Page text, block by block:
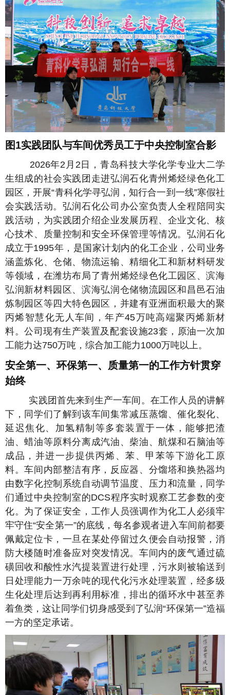
图1实践团队与车间优秀员工于中央控制室合影
2026年2月2日，青岛科技大学化学专业大二学
生组成的社会实践团走进弘润石化青州烯烃绿色化工
园区，开展“青科化学寻弘润，知行合一到一线”寒假社
会实践活动。弘润石化公司办公室负责人全程陪同实
践活动，为实践团介绍企业发展历程、企业文化、核
心技术、质量控制和安全环保管理等情况。弘润石化
成立于1995年，是国家计划内的化工企业，公司业务
涵盖炼化、仓储、物流运输、精细化工和新材料研发
等领域，在潍坊布局了青州烯烃绿色化工园区、滨海
弘润新材料园区、滨海弘润仓储物流园区和昌邑石油
炼制园区等四大特色园区，并建有亚洲面积最大的聚
丙烯智慧化无人车间，年产45万吨高端聚丙烯新材
料。公司现有生产装置及配套设施23套，原油一次加
工能力达750万吨，综合加工能力1000万吨以上。
安全第一、环保第一、质量第一的工作方针贯穿
始终
实践团首先来到生产一车间。在工作人员的讲解
下，同学们了解到该车间集常减压蒸馏、催化裂化、
延迟焦化、加氢精制等多套装置于一体，能够把渣
油、蜡油等原料分离成汽油、柴油、航煤和石脑油等
成品，并进一步提供丙烯、苯、甲苯等下游化工原
料。车间内部整洁有序，反应器、分馏塔和换热器均
由数字化控制系统自动调节温度、压力和流量，同学
们通过中央控制室的DCS程序实时观察工艺参数的变
化。为了保证安全，工作人员强调作为化工人必须牢
牢守住“安全第一”的底线，每名参观者进入车间前都要
佩戴定位卡，一旦在某处停留过久便会自动报警，消
防大楼随时准备应对突发情况。车间内的废气通过硫
磺回收和酸性水汽提装置进行处理，污水则被输送到
日处理能力一万余吨的现代化污水处理装置，经多级
生化处理后达到再利用标准，排出的循环水中甚至养
着鱼类，这让同学们切身感受到了弘润“环保第一”造福
一方的坚定承诺。